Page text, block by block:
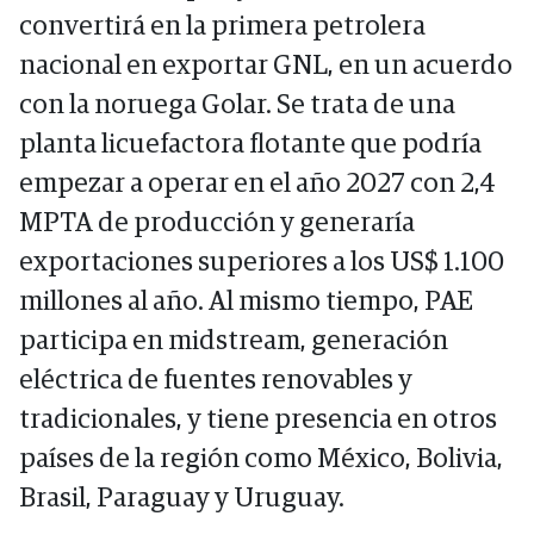
convertirá en la primera petrolera
nacional en exportar GNL, en un acuerdo
con la noruega Golar. Se trata de una
planta licuefactora flotante que podría
empezar a operar en el año 2027 con 2,4
MPTA de producción y generaría
exportaciones superiores a los US$ 1.100
millones al año. Al mismo tiempo, PAE
participa en midstream, generación
eléctrica de fuentes renovables y
tradicionales, y tiene presencia en otros
países de la región como México, Bolivia,
Brasil, Paraguay y Uruguay.